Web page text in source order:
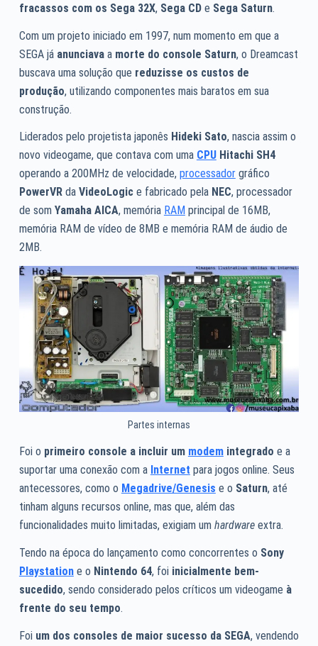
fracassos com os Sega 32X, Sega CDe Sega Saturn.
Com um projeto iniciado em 1997, num momento em que a
SEGA já anunciava a morte do console Saturn, o Dreamcast
buscava uma solução que reduzisse os custos de
produção, utilizando componentes mais baratos em sua
construção.
Liderados pelo projetista japonês Hideki Sato, nascia assim o
novo videogame, que contava com uma CPUHitachi SH4
operando a 200MHz de velocidade, processadorgráfico
PowerVRda VideoLogic e fabricado pela NEC, processador
de som Yamaha AICA, memória RAM principal de 16MB,
memória RAM de vídeo de 8MB e memória RAM de áudio de
2MB.
Partes internas
Foi o primeiro console a incluir um modemintegrado e a
suportar uma conexão com a Internet para jogos online. Seus
antecessores, como o Megadrive/Genesis e o Saturn, até
tinham alguns recursos online, mas que, além das
funcionalidades muito limitadas, exigiam um hardwareextra.
Tendo na época do lançamento como concorrentes o Sony
Playstation e o Nintendo 64, foi inicialmente bem-
sucedido, sendo considerado pelos críticos um videogame à
frente do seu tempo.
Foi um dos consoles de maior sucesso da SEGA, vendendo